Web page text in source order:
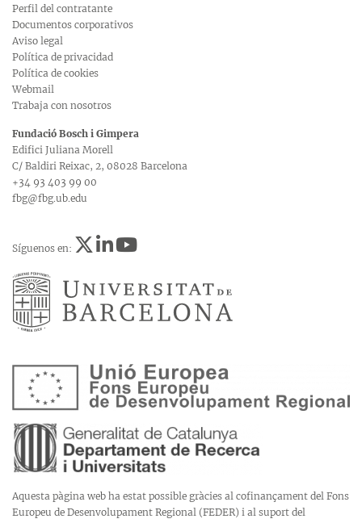
Perfil del contratante
Documentos corporativos
Aviso legal
Política de privacidad
Política de cookies
Webmail
Trabaja con nosotros
Fundació Bosch i Gimpera
Edifici Juliana Morell
C/ Baldiri Reixac, 2, 08028 Barcelona
+34 93 403 99 00
fbg@fbg.ub.edu
Síguenos en:
Aquesta pàgina web ha estat possible gràcies al cofinançament del Fons
Europeu de Desenvolupament Regional (FEDER) i al suport del